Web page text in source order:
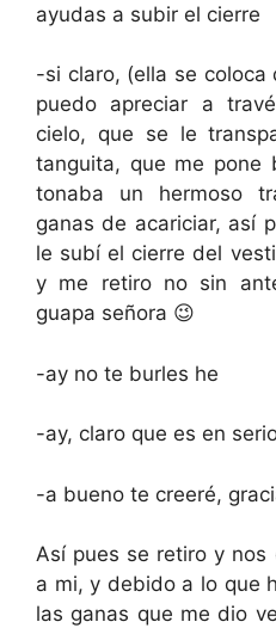
ayudas a subir el cierre
-si claro, (ella se coloca
puedo apreciar a
cielo, que se le
tanguita, que me pone
tonaba un hermoso
ganas de acariciar, así
le subí el cierre del
y me retiro no sin
guapa señora 😉
-ay no te burles he
-ay, claro que es en
-a bueno te creeré,
Así pues se retiro y
a mi, y debido a lo que
las ganas que me dio